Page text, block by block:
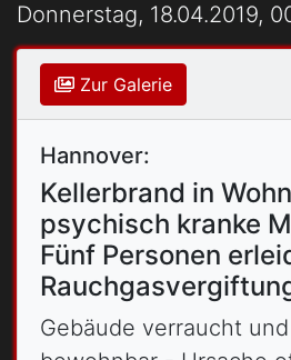
Donnerstag, 18.04.2019,
Zur Galerie
Hannover:
Kellerbrand in
psychisch kranke
Fünf Personen
Gebäude verraucht